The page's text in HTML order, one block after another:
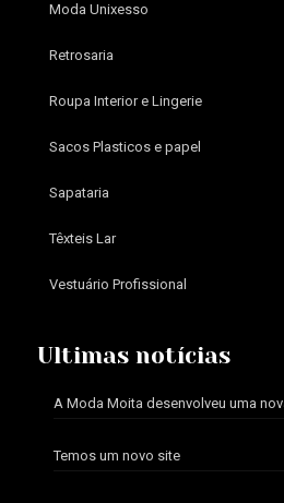
Moda Unixesso
Retrosaria
Roupa Interior e Lingerie
Sacos Plasticos e papel
Sapataria
Têxteis Lar
Vestuário Profissional
Ultimas notícias
A Moda Moita desenvolveu uma
Temos um novo site